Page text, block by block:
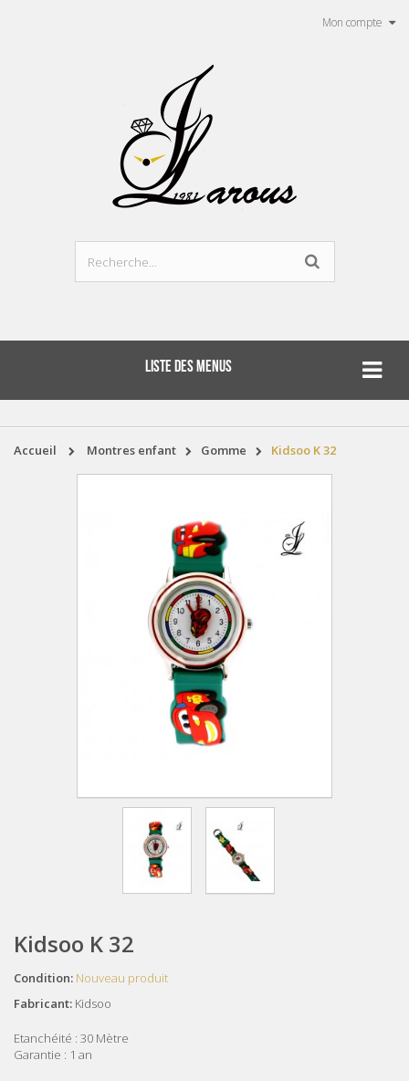
Mon compte
LISTE DES MENUS
accueil montres enfant gomme Kidsoo K 32
Kidsoo K 32
Condition: Nouveau produit
Fabricant: Kidsoo
Etanchéité : 30 Mètre
Garantie : 1 an